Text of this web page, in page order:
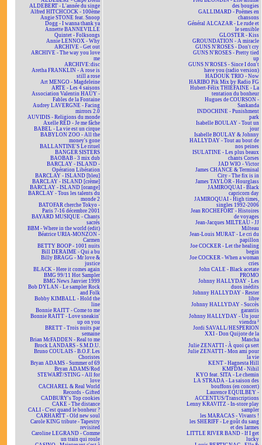
ALDEBERT - L'année du singe
Alfred HITCHCOCK - 100ème
Angie STONE feat. Snoop
Dogg - I wanna thank ya
Annette BANNEVILLE
Quintet - Folksongs
Annie LENNOX - Why
ARCHIVE - Get out
ARCHIVE - The way you love
me
ARCHIVE:disc
Aretha FRANKLIN - A rose is
still a rose
Art MENGO - Magdeleine
ARTE - Les 4 saisons
Association Valentin HAÜY -
Fables de la Fontaine
Audrey LAVERGNE - Facing
mirrors 2.0
AUVIDIS - Religions du monde
Axelle RED - Je me fâche
BABEL - La vie est un cirque
BABYLON ZOO - All the
money's gone
BALLANTINE'S Le rituel
BANGER SISTERS
BAOBAB - 3 mix dub
BARCLAY - ISLAND -
Opération Libération
BARCLAY - ISLAND [bleu]
BARCLAY - ISLAND [crème]
BARCLAY - ISLAND [orange]
BARCLAY - Tous les talents du
monde 2
BATOFAR cherche Tokyo -
Paris 7-16 décembre 2001
BAYARD MUSIQUE - Chants
sacrés
BBM - Where in the world (edit)
Béatrice URIA-MONZON -
Carmen
BETTY BOOP - 1001 nuits
Bill DERAIME - Qui a bu
Billy BRAGG - Mr love &
justice
BLACK - Here it comes again
BMG 99/11 Hot Sampler
BMG News Janvier 1999
Bob DYLAN - Le sampler Rock
and Folk
Bobby KIMBALL - Hold the
line
Bonnie RAITT - Come to me
Bonnie RAITT - Love sneakin'
up on you
BRETT - Trois nuits par
semaine
Brian McFADDEN - Real to me
Brock LANDARS - S.M.D.U.
Bruno COULAIS - B.O.F. Les
Choristes
Bryan ADAMS - Summer of 69
Bryan ADAMS/Rod
STEWART/STING - All for
love
CACHAREL & Real World
Records - Gifted
CADBURY's Top cookies
CAKE - The distance
CALI - C'est quand le bonheur ?
CARHARTT - Old new soul
Carole KING tribute - Tapestry
revisited
Caroline LEGRAND - Comme
un train qui roule
des bougies
GALLIMARD - Poèmes en
chansons
Général ALCAZAR - Le rude et
le sensible
GLOSTER - Kiss
GROUNDATION - A miracle
GUNS N'ROSES - Don't cry
GUNS N'ROSES - Pretty tied
up
GUNS N'ROSES - Since I don't
have you (radio version)
HADOUK TRIO - Now
HARIBO Pik Mix by Radio FG
Hubert-Félix THIÉFAINE - La
tentation du bonheur
Hugues de COURSON -
Sankanda
INDOCHINE - Punishment
park
Isabelle BOULAY - Tout un
jour
Isabelle BOULAY & Johnny
HALLYDAY - Tout au bout de
nos peines
ISULATINE - Les plus beaux
chants Corses
JAD WIO - Victor
James CHANCE & Terminal
City - The fix is in
James TAYLOR - Hourglass
JAMIROQUAI - Black
capricorn day
JAMIROQUAI - High times,
singles 1992-2006
Jean ROCHEFORT - Histoires
de voyages
Jean-Jacques MILTEAU - JJ
Milteau
Jean-Louis MURAT - Le cri du
papillon
Joe COCKER - Let the healing
begin
Joe COCKER - When a woman
cries
John CALE - Black acetate
PROMO
Johnny HALLYDAY - Les
duos inédits
Johnny HALLYDAY - Rester
libre
Johnny HALLYDAY - Succès
garantis
Johnny HALLYDAY - Un jour
viendra ²
Jordi SAVALL/HESPERION
XXI - Don Quijote de la
Mancha
Julie ZENATTI - À quoi ça sert
Julie ZENATTI - Mon ami pour
la vie
KENT - Hagnesta Hill
KMFDM - Nihil
KYO feat. SITA - Le chemin
LA STRADA - La saison des
bouffons (en concert)
Laurence EQUILBEY -
ACCENTUS/Transcriptions
Lenny KRAVITZ - In-store play
sampler
les MARACAS - Vivants !
les SHERIFF - Le goût du sang
et des larmes
LITTLE RIVER BAND - If I get
lucky